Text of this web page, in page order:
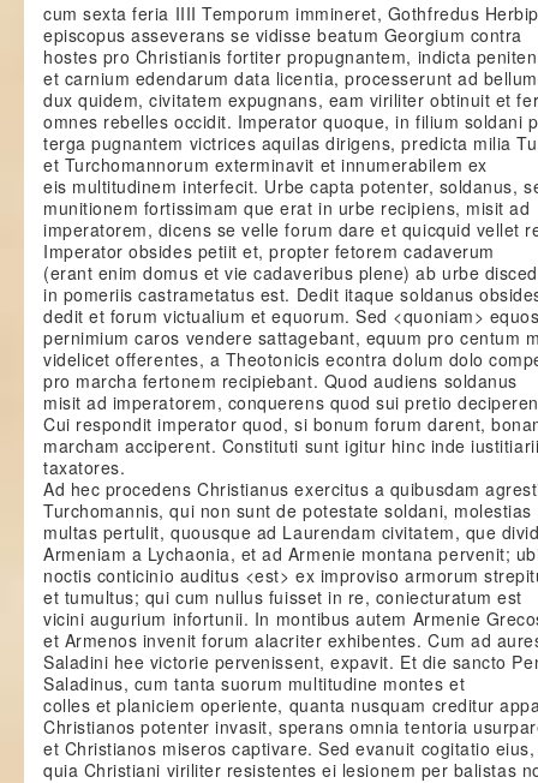
cum sexta feria IIII Temporum immineret, Gothfredus
episcopus asseverans se vidisse beatum Georgium contra
hostes pro Christianis fortiter propugnantem, indicta
et carnium edendarum data licentia, processerunt ad
dux quidem, civitatem expugnans, eam viriliter obtinuit et
omnes rebelles occidit. Imperator quoque, in filium soldani
terga pugnantem victrices aquilas dirigens, predicta milia
et Turchomannorum exterminavit et innumerabilem ex
eis multitudinem interfecit. Urbe capta potenter, soldanus,
munitionem fortissimam que erat in urbe recipiens, misit ad
imperatorem, dicens se velle forum dare et quicquid vellet
Imperator obsides petiit et, propter fetorem cadaverum
(erant enim domus et vie cadaveribus plene) ab urbe
in pomeriis castrametatus est. Dedit itaque soldanus
dedit et forum victualium et equorum. Sed <quoniam>
pernimium caros vendere sattagebant, equum pro centum
videlicet offerentes, a Theotonicis econtra dolum dolo
pro marcha fertonem recipiebant. Quod audiens soldanus
misit ad imperatorem, conquerens quod sui pretio
Cui respondit imperator quod, si bonum forum darent,
marcham acciperent. Constituti sunt igitur hinc inde
taxatores.
Ad hec procedens Christianus exercitus a quibusdam
Turchomannis, qui non sunt de potestate soldani, molestias
multas pertulit, quousque ad Laurendam civitatem, que
Armeniam a Lychaonia, et ad Armenie montana pervenit;
noctis conticinio auditus <est> ex improviso armorum
et tumultus; qui cum nullus fuisset in re, coniecturatum est
vicini augurium infortunii. In montibus autem Armenie
et Armenos invenit forum alacriter exhibentes. Cum ad
Saladini hee victorie pervenissent, expavit. Et die sancto
Saladinus, cum tanta suorum multitudine montes et
colles et planiciem operiente, quanta nusquam creditur
Christianos potenter invasit, sperans omnia tentoria
et Christianos miseros captivare. Sed evanuit cogitatio eius,
quia Christiani viriliter resistentes ei lesionem per balistas